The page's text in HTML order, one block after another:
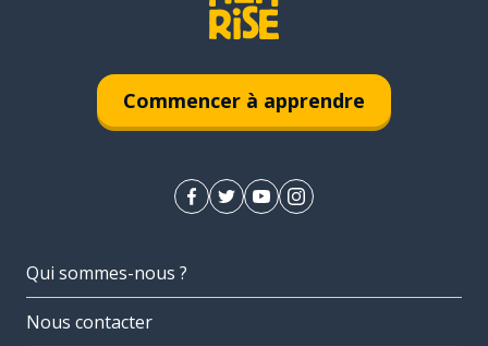
Commencer à apprendre
Qui sommes-nous ?
Nous contacter